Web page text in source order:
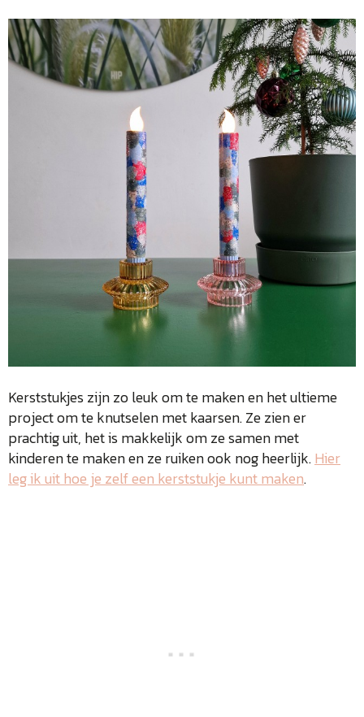
Kerststukjes zijn zo leuk om te maken en het ultieme
project om te knutselen met kaarsen. Ze zien er
prachtig uit, het is makkelijk om ze samen met
kinderen te maken en ze ruiken ook nog heerlijk.Hier
leg ik uit hoe je zelf een kerststukje kunt maken.